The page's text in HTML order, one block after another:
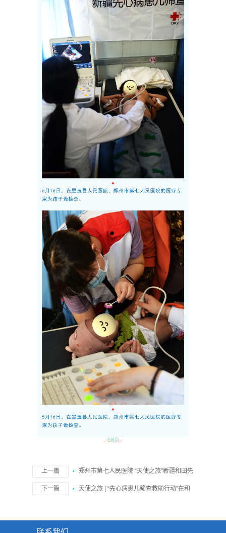
上一篇
郑州市第七人民医院 “天使之旅”新疆和田先
心病筛查活动圆满完成
下一篇
天使之旅 | “先心病患儿筛查救助行动”在和